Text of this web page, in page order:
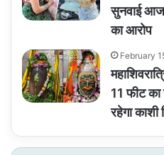
सुनवाई
का आरोप
February
11 फीट
रहेगा काशी